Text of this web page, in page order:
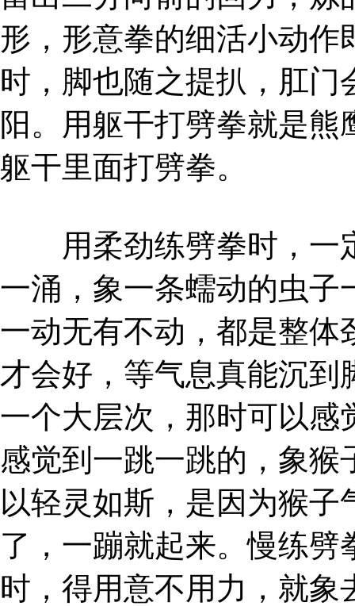
形，形意拳的细活小动
时，脚也随之提扒，肛
阳。用躯干打劈拳就是
躯干里面打劈拳。
用柔劲练劈拳时，一
一涌，象一条蠕动的虫子
一动无有不动，都是整体
才会好，等气息真能沉
一个大层次，那时可以感
感觉到一跳一跳的，象猴
以轻灵如斯，是因为猴
了，一蹦就起来。慢练
时，得用意不用力，就